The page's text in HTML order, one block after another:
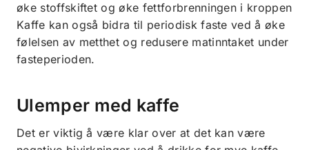
øke stoffskiftet og øke fettforbrenningen i kroppen
Kaffe kan også bidra til periodisk faste ved å øke
følelsen av metthet og redusere matinntaket under
fasteperioden.
Ulemper med kaffe
Det er viktig å være klar over at det kan være